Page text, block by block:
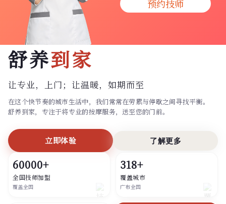
商家入驻
代理入驻
预约技师
预约技师
舒养到家
让专业，上门； 让温暖，如期而至
在这个快节奏的城市生活中，我们常常在劳累与停歇之间寻找平衡。
舒养到家，专注于将专业的按摩服务，送至您的门前。
立即体验 了解更多
60000+
全国技师加盟
覆盖全国
318+
覆盖城市
广布全国